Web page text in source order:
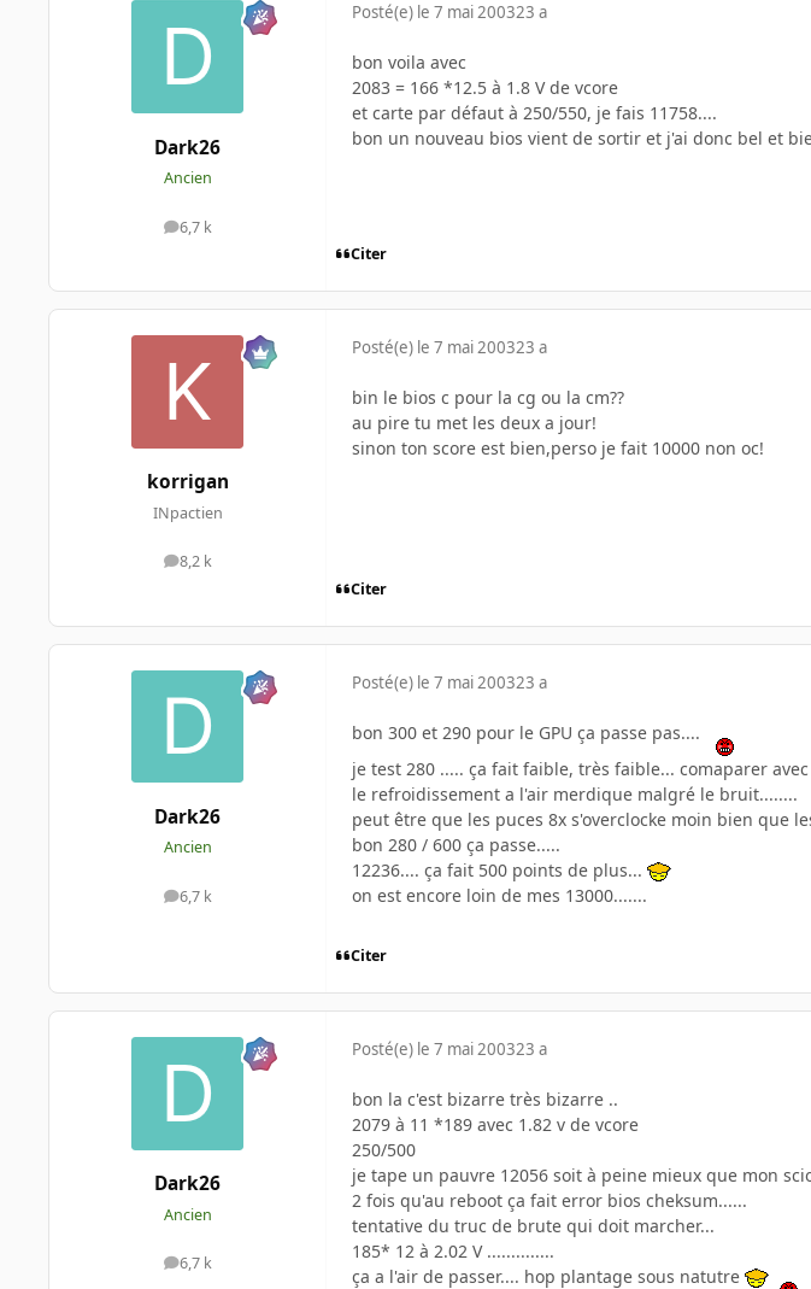
Dark26
Ancien
6,7 k
messages
Posté(e) le 7 mai 200323 a
bon voila avec
2083 = 166 *12.5 à 1.8 V de vcore
et carte par défaut à 250/550, je fais 11758....
bon un nouveau bios vient de sortir et j'ai donc bel et
Citer
korrigan
INpactien
8,2 k
messages
Posté(e) le 7 mai 200323 a
bin le bios c pour la cg ou la cm??
au pire tu met les deux a jour!
sinon ton score est bien,perso je fait 10000 non oc!
Citer
Dark26
Ancien
6,7 k
messages
Posté(e) le 7 mai 200323 a
bon 300 et 290 pour le GPU ça passe pas....
je test 280 ..... ça fait faible, très faible... comaparer
le refroidissement a l'air merdique malgré le bruit........
peut être que les puces 8x s'overclocke moin bien que
bon 280 / 600 ça passe.....
12236.... ça fait 500 points de plus...
on est encore loin de mes 13000.......
Citer
Dark26
Ancien
6,7 k
messages
Posté(e) le 7 mai 200323 a
bon la c'est bizarre très bizarre ..
2079 à 11 *189 avec 1.82 v de vcore
250/500
je tape un pauvre 12056 soit à peine mieux que mon
2 fois qu'au reboot ça fait error bios cheksum......
tentative du truc de brute qui doit marcher...
185* 12 à 2.02 V ..............
ça a l'air de passer.... hop plantage sous natutre